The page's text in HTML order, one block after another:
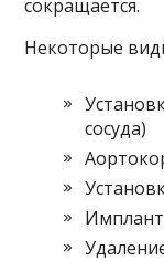
сокращается.
Некоторые
сосуда)